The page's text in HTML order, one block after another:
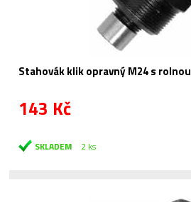
Stahovák klik opravný M24 s rolnou
143 Kč
SKLADEM 2 ks